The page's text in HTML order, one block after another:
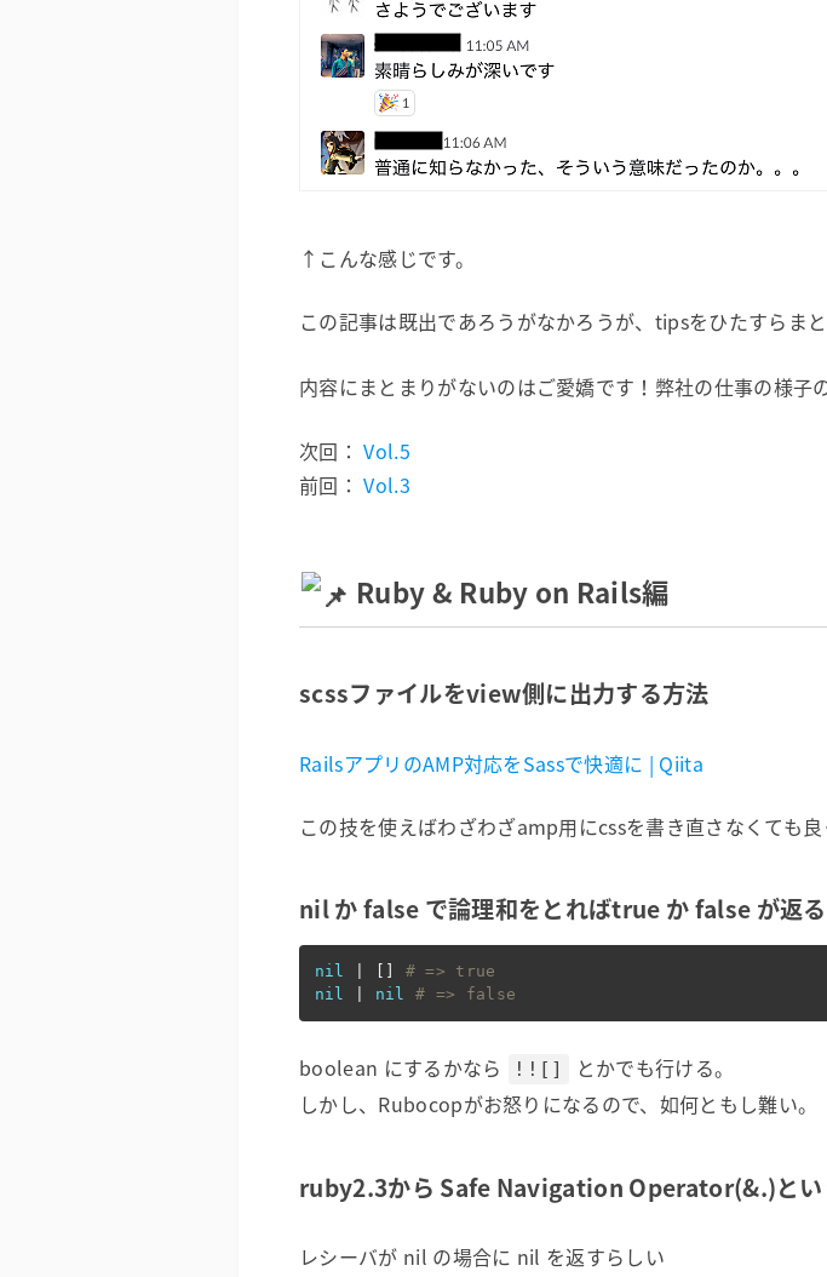
↑こんな感じです。
この記事は既出であろうがなかろうが、tipsをひたすらま
内容にまとまりがないのはご愛嬌です！弊社の仕事の様子
次回：Vol.5
前回：Vol.3
Ruby & Ruby on Rails編
scssファイルをview側に出力する方法
RailsアプリのAMP対応をSassで快適に | Qiita
この技を使えばわざわざamp用にcssを書き直さなくても良
nil か false で論理和をとればtrue か false が返る
nil
# => true
nil
nil # => false
boolean にするかなら !![]
とかでも行ける。
しかし、Rubocopがお怒りになるので、如何ともし難い。
ruby2.3から Safe Navigation Operator(&.)とい
レシーバが nil の場合に nil を返すらしい